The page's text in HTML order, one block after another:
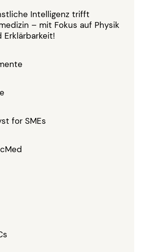
Intelligenz trifft
– mit Fokus auf Physik
Erklärbarkeit!
for SMEs